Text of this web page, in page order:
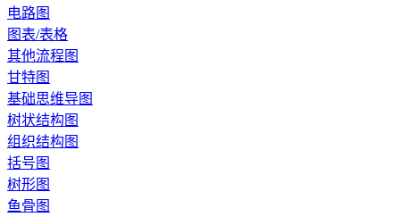
电路图
图表/表格
其他流程图
甘特图
基础思维导图
树状结构图
组织结构图
括号图
树形图
鱼骨图